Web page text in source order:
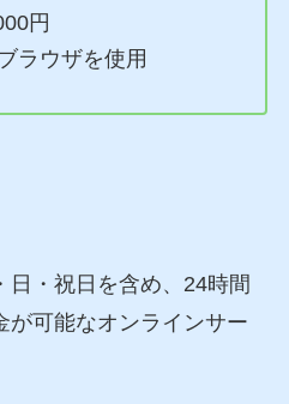
円
ラウザを使用
日・祝日を含め、24時間
が可能なオンラインサー